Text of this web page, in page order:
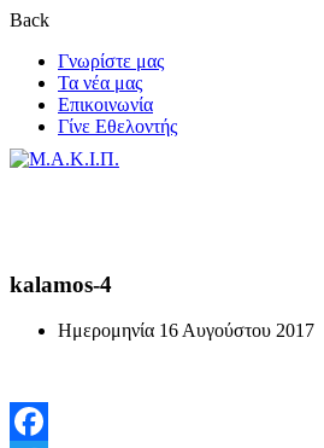
Back
Γνωρίστε μας
Τα νέα μας
Επικοινωνία
Γίνε Εθελοντής
kalamos-4
Ημερομηνία 16 Αυγούστου 2017